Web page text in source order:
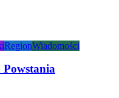
RegionWiadomości
Powstania